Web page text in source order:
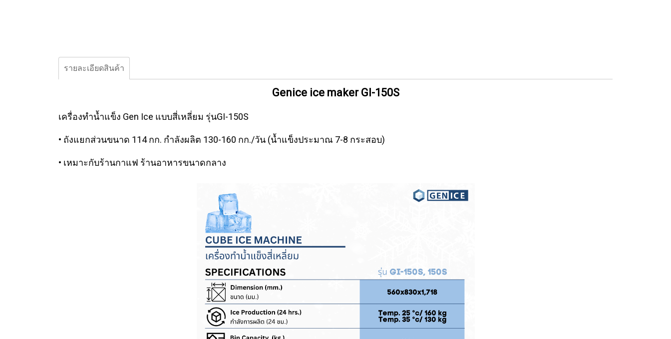
รายละเอียดสินค้า
Genice ice maker GI-150S
เครื่องทำน้ำแข็ง Gen Ice แบบสี่เหลี่ยม รุ่นGI-150S
• ถังแยกส่วนขนาด 114 กก. กำลังผลิต 130-160 กก./วัน (น้ำแข็งประมาณ 7-8 กระสอบ)
• เหมาะกับร้านกาแฟ ร้านอาหารขนาดกลาง